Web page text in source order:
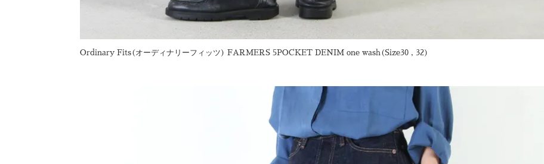
Ordinary Fits(オーディナリーフィッツ) FARMERS 5POCKET DENIM one wash(Size30 , 32)